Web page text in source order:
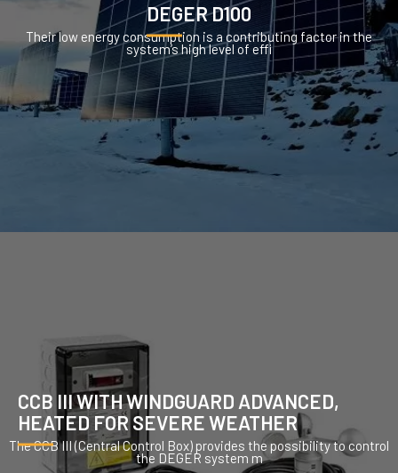
DEGER D100
Their low energy consumption is a contributing factor in the
system’s high level of effi
CCB III WITH WINDGUARD ADVANCED,
HEATED FOR SEVERE WEATHER
The CCB III (Central Control Box) provides the possibility to control
the DEGER system m